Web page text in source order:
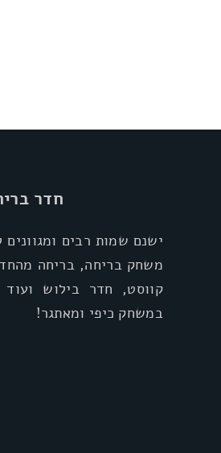
חדר
ישנם שמות רבים
משחק בריחה, בריחה
קווסט, חדר בילוש
במשחק כיפי ומאתגר!